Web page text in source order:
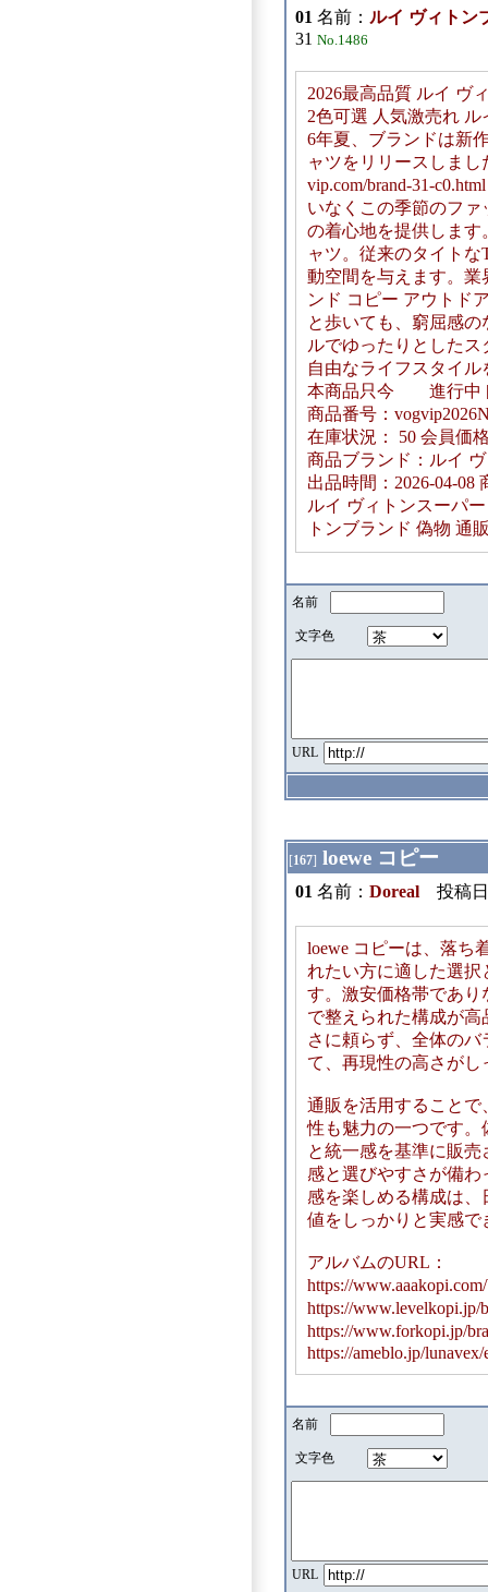
01 名前： ルイ ヴィトン
31 No.1486
2026最高品質 ルイ ヴ
2色可選 人気激売れ
6年夏、ブランドは新
ャツをリリースしま
vip.com/brand-31-
いなくこの季節のフ
の着心地を提供しま
ャツ。従来のタイト
動空間を与えます。業
ンド コピー アウトド
と歩いても、窮屈感
ルでゆったりとした
自由なライフスタイ
本商品只今 進行中 [
商品番号：
在庫状況： 50 会員価
商品ブランド：ルイ
出品時間：2026-04-08
ルイ ヴィトンスーパー
トンブランド 偽物 通
名前
文字色
URL
[167] loewe コピー
01 名前： Doreal 投稿日
loewe コピーは、落ち
れたい方に適した選
す。激安価格帯であ
で整えられた構成が
さに頼らず、全体の
て、再現性の高さが
通販を活用すること
性も魅力の一つです
と統一感を基準に販
感と選びやすさが備
感を楽しめる構成は
値をしっかりと実感
アルバムのURL：
https://
https://
https://www.forkopi.jp/
https://ameblo.jp/
名前
文字色
URL